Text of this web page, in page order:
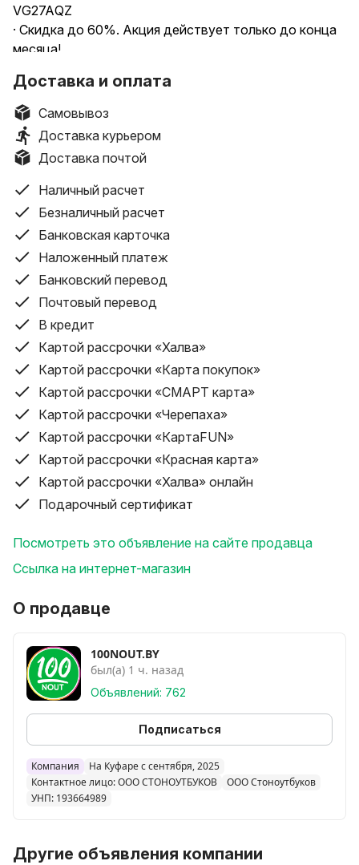
VG27AQZ
· Скидка до 60%. Акция действует только до конца
месяца!
· При заказе через корзину сайта - подарок!
· Характеристики: 27", 2560x1440, 16:9, IPS, 165 Гц,
яркость 350 нит, HDR10, динамики,
HDMI+DisplayPort, регулировка высоты, портретный
режим
· Недостатки: Не обнаружено
· Комплектация: Коробка, блок питания, кабель HDMI,
кабель Display Port
· Официальная гарантия до 12 месяцев. 30 дней
стандартная гарантия. 14 дней возврат/обмен.
· Доставка по Минску, РБ. Почта, Европочта, Курьер.
· Наличный и безналичный расчёт. Работаем с
юридическими лицами и ИП (БЕЗНАЛ)
· Рассрочка, кредит: Магнит, Халва, Черепаха, Карта
покупок, Карта FUN, SMART карта, Приорбанк.
· Принимем в зачёт (Трейд-ин/Trade in), выкупим
(ВЫКУП) Ваш ноутбук, телефон, смартфон, монитор,
компьютер.
· Мы находися: Минск, пр-т. Независимости, 94 (ст.
метро Московская), ежедневно 9:00 до 21:00.
Доставка и оплата
Самовывоз
Доставка курьером
Доставка почтой
Наличный расчет
Безналичный расчет
Банковская карточка
Наложенный платеж
Банковский перевод
Почтовый перевод
В кредит
Картой рассрочки «Халва»
Картой рассрочки «Карта покупок»
Картой рассрочки «СМАРТ карта»
Картой рассрочки «Черепаха»
Картой рассрочки «КартаFUN»
Картой рассрочки «Красная карта»
Картой рассрочки «Халва» онлайн
Подарочный сертификат
Посмотреть это объявление на сайте продавца
Ссылка на интернет-магазин
О продавце
100NOUT.BY
был(а) 1 ч. назад
Объявлений: 762
Подписаться
Компания
На Куфаре с сентября, 2025
Контактное лицо: ООО СТОНОУТБУКОВ
ООО Стоноутбуков
УНП: 193664989
Другие объявления компании